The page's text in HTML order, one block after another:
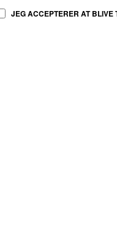
JEG ACCEPTERER AT BLIVE